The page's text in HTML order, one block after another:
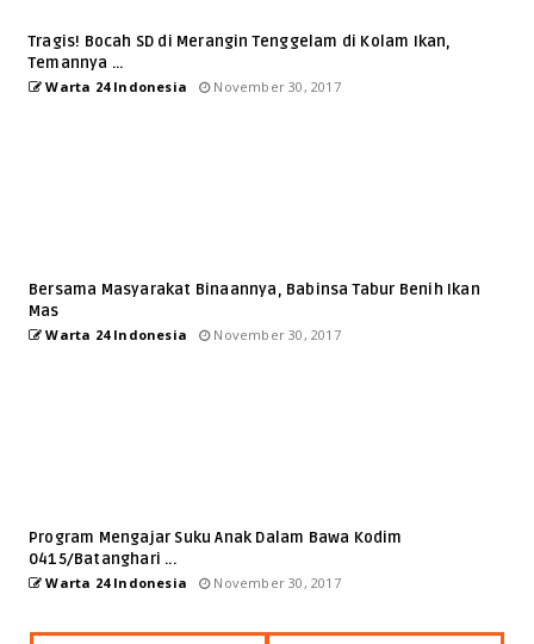
Tragis! Bocah SD di Merangin Tenggelam di Kolam Ikan,
Temannya ...
Warta 24 Indonesia November 30, 2017
Bersama Masyarakat Binaannya, Babinsa Tabur Benih Ikan
Mas
Warta 24 Indonesia November 30, 2017
Program Mengajar Suku Anak Dalam Bawa Kodim
0415/Batanghari ...
Warta 24 Indonesia November 30, 2017